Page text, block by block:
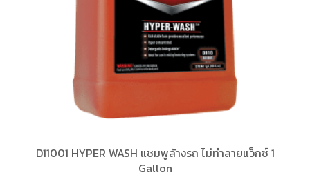
D11001 HYPER WASH แชมพูล้างรถ ไม่ทำลายแว็กซ์ 1
Gallon